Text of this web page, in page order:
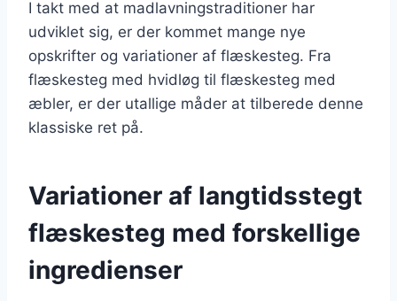
I takt med at madlavningstraditioner har
udviklet sig, er der kommet mange nye
opskrifter og variationer af flæskesteg. Fra
flæskesteg med hvidløg til flæskesteg med
æbler, er der utallige måder at tilberede denne
klassiske ret på.
Variationer af langtidsstegt
flæskesteg med forskellige
ingredienser